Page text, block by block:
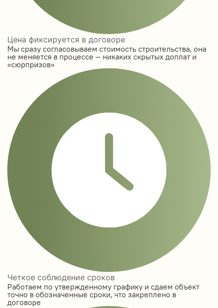
Цена фиксируется в договоре
Мы сразу согласовываем стоимость строительства, она
не меняется в процессе — никаких скрытых доплат и
«сюрпризов»
Четкое соблюдение сроков
Работаем по утвержденному графику и сдаем объект
точно в обозначенные сроки, что закреплено в
договоре